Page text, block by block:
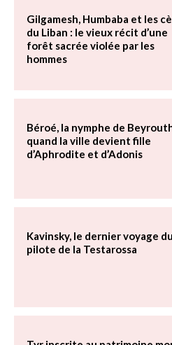
Gilgamesh, Humbaba et les
du Liban : le vieux récit d’une
forêt sacrée violée par les
hommes
Béroé, la nymphe de
quand la ville devient fille
d’Aphrodite et d’Adonis
Kavinsky, le dernier voyage du
pilote de la Testarossa